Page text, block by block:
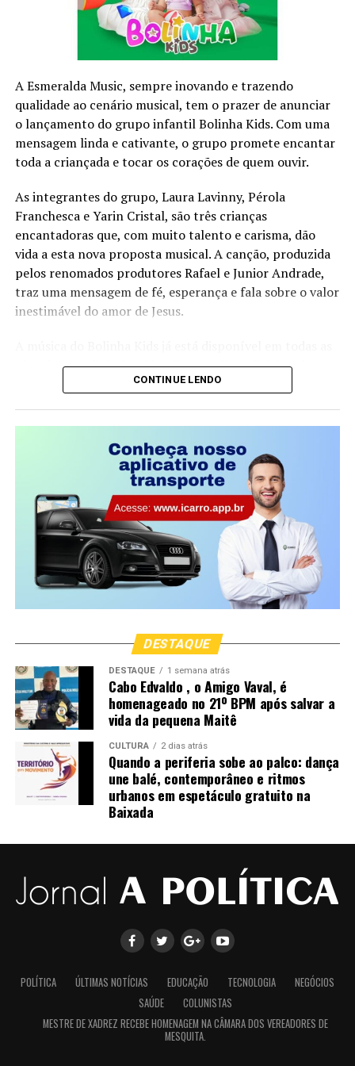
Comoção grave de repercussão nacional;
Fracasso das medidas tomadas no estado de defesa;
Declaração de guerra ou resposta à agressão armada
estrangeira.
O decreto do estado de sítio só acontece se o presidente
seguir o seguinte roteiro: primeiro, ele deve consultar o
Conselho da República e o Conselho da Defesa. Uma vez
feita a consulta (o papel dos dois conselhos é apenas
opinativo), o presidente deve encaminhar pedido de
O estado de sítio só pode ser implantado no Brasil caso
seja aprovado no Congresso Nacional.
O estado de sítio só pode ser implantado no Brasil caso
seja aprovado no Congresso Nacional.
O Congresso Nacional deve reunir-se em até cinco dias
para votar a aprovação desse pedido. Para ser aprovado,
naturalmente, a medida não entra em vigor.
pela nossa Constituição”
A Esmeralda Music, sempre inovando e trazendo
qualidade ao cenário musical, tem o prazer de anunciar
o lançamento do grupo infantil Bolinha Kids. Com uma
mensagem linda e cativante, o grupo promete encantar
toda a criançada e tocar os corações de quem ouvir.
As integrantes do grupo, Laura Lavinny, Pérola
Franchesca e Yarin Cristal, são três crianças
encantadoras que, com muito talento e carisma, dão
vida a esta nova proposta musical. A canção, produzida
pelos renomados produtores Rafael e Junior Andrade,
traz uma mensagem de fé, esperança e fala sobre o valor
inestimável do amor de Jesus.
plataformas digitais. Além disso, o clipe oficial pode ser
assistido na íntegra no YouTube. Não perca a
lançamento especial:
Para acompanhar este e outros lançamentos da
dentro de todas as novidades:
Instagram Esmeralda Music Gospel:
https://www.instagram.com/esmeraldamusicgospel?
CONTINUE LENDO
DESTAQUE
DESTAQUE 1 semana atrás
Cabo Edvaldo , o Amigo Vaval, é
homenageado no 21º BPM após salvar a
vida da pequena Maitê
CULTURA 2 dias atrás
Quando a periferia sobe ao palco: dança
une balé, contemporâneo e ritmos
urbanos em espetáculo gratuito na
Baixada
POLÍTICA ÚLTIMAS NOTÍCIAS EDUCAÇÃO TECNOLOGIA
NEGÓCIOS
SAÚDE
COLUNISTAS
MESTRE DE XADREZ RECEBE HOMENAGEM NA CÂMARA DOS VEREADORES DE
MESQUITA.